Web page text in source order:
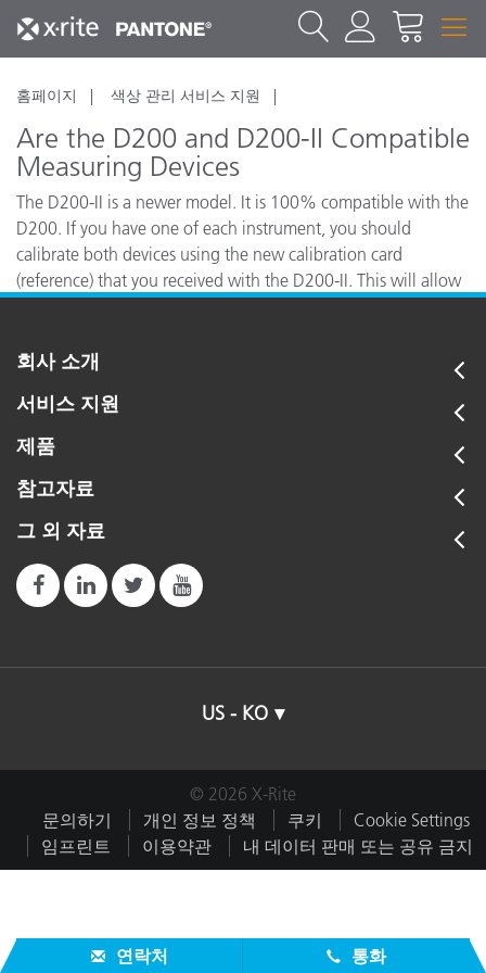
홈페이지 색상 관리 서비스 지원
Are the D200 and D200-II Compatible
Measuring Devices
The D200-II is a newer model. It is 100% compatible with the
D200. If you have one of each instrument, you should
calibrate both devices using the new calibration card
(reference) that you received with the D200-II. This will allow
회사 소개
서비스 지원
제품
참고자료
그 외 자료
US - KO
© 2026 X-Rite
문의하기
개인 정보 정책 쿠키
Cookie Settings
임프린트
이용약관 내 데이터 판매 또는 공유 금지
연락처 통화